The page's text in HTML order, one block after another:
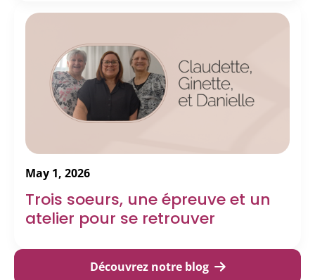
May 1, 2026
Trois soeurs, une épreuve et un
atelier pour se retrouver
Découvrez notre blog